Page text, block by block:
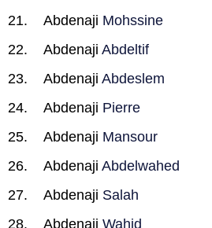
Abdenaji Mohssine
Abdenaji Abdeltif
Abdenaji Abdeslem
Abdenaji Pierre
Abdenaji Mansour
Abdenaji Abdelwahed
Abdenaji Salah
Abdenaji Wahid